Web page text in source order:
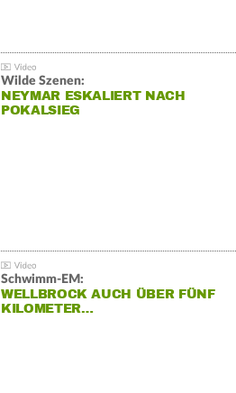
Wilde Szenen:
NEYMAR ESKALIERT NACH
POKALSIEG
Schwimm-EM:
WELLBROCK AUCH ÜBER FÜNF
KILOMETER…